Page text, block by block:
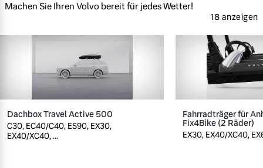
Machen Sie Ihren Volvo bereit für jedes Wetter!
18 anzeigen
Dachbox Travel Active 500
C30, EC40/C40, ES90, EX30,
EX40/XC40, ...
Fahrradträger für
Fix4Bike (2 Räder)
EX30, EX40/XC40,